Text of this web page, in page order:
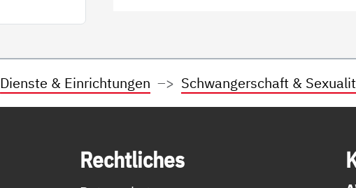
Dienste & Einrichtungen Schwangerschaft &
Recht­li­ches